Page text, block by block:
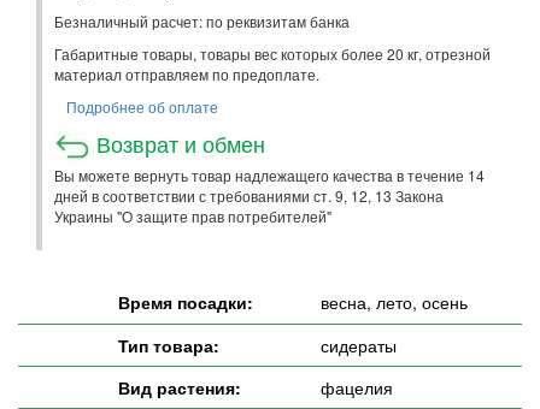
Безналичный расчет: по реквизитам банка
Габаритные товары, товары вес которых более 20 кг, отрезной
материал отправляем по предоплате.
Подробнее об оплате
Возврат и обмен
Вы можете вернуть товар надлежащего качества в течение 14
дней в соответствии с требованиями ст. 9, 12, 13 Закона
Украины "О защите прав потребителей"
Время посадки:
весна, лето, осень
Тип товара:
сидераты
Вид растения:
фацелия